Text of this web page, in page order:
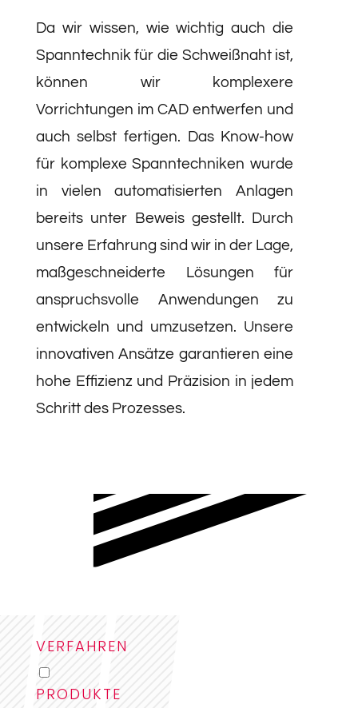
Da wir wissen, wie wichtig auch die
Spanntechnik für die Schweißnaht ist,
können wir komplexere
Vorrichtungen im CAD entwerfen und
auch selbst fertigen. Das Know-how
für komplexe Spanntechniken wurde
in vielen automatisierten Anlagen
bereits unter Beweis gestellt. Durch
unsere Erfahrung sind wir in der Lage,
maßgeschneiderte Lösungen für
anspruchsvolle Anwendungen zu
entwickeln und umzusetzen. Unsere
innovativen Ansätze garantieren eine
hohe Effizienz und Präzision in jedem
Schritt des Prozesses.
VERFAHREN
PRODUKTE